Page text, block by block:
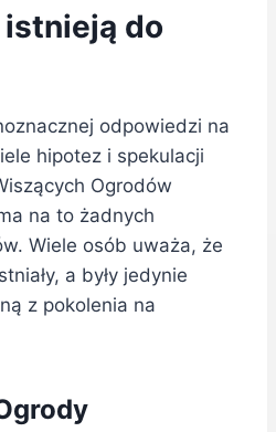
do
odpowiedzi na
hipotez i spekulacji
Ogrodów
na to żadnych
Wiele osób uważa, że
a były jedynie
z pokolenia na